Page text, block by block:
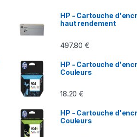
HP - Cartouche
haut rendement
497.80€
HP - Cartouche
Couleurs
18.20€
HP - Cartouche
Couleurs